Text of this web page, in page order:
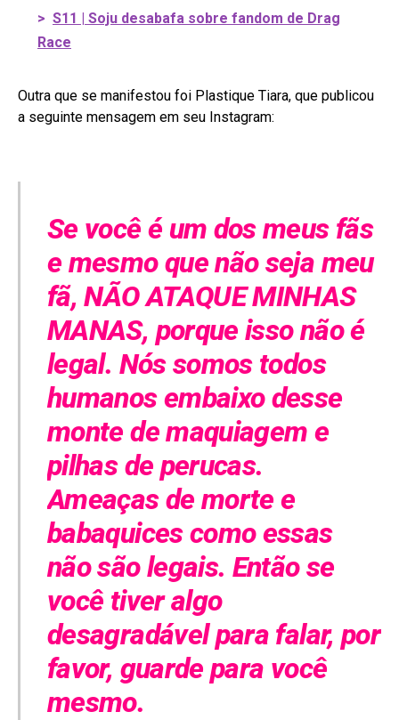
> S11 | Soju desabafa sobre fandom de Drag
Race
Outra que se manifestou foi Plastique Tiara, que publicou
a seguinte mensagem em seu Instagram:
Se você é um dos meus fãs
e mesmo que não seja meu
fã, NÃO ATAQUE MINHAS
MANAS, porque isso não é
legal. Nós somos todos
humanos embaixo desse
monte de maquiagem e
pilhas de perucas.
Ameaças de morte e
babaquices como essas
não são legais. Então se
você tiver algo
desagradável para falar, por
favor, guarde para você
mesmo.